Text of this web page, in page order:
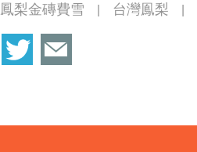
鳳梨金磚費雪 台灣鳯梨